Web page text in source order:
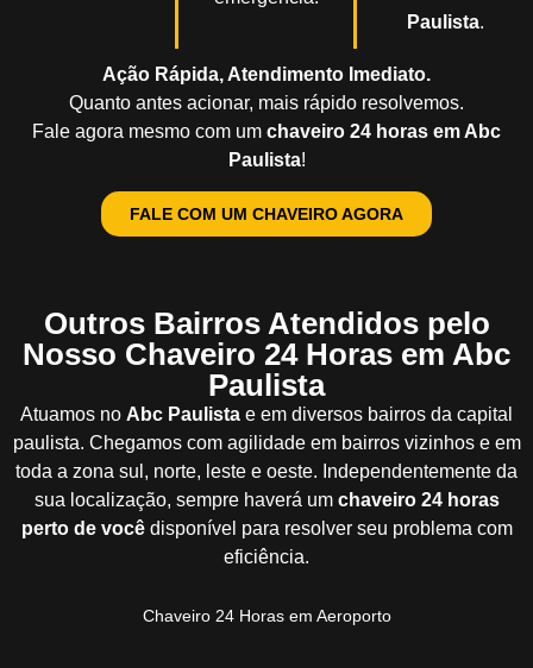
Paulista.
Ação Rápida, Atendimento Imediato.
Quanto antes acionar, mais rápido resolvemos.
Fale agora mesmo com um chaveiro 24 horas em Abc
Paulista!
FALE COM UM CHAVEIRO AGORA
Outros Bairros Atendidos pelo
Nosso Chaveiro 24 Horas em Abc
Paulista
Atuamos no Abc Paulista e em diversos bairros da capital
paulista. Chegamos com agilidade em bairros vizinhos e em
toda a zona sul, norte, leste e oeste. Independentemente da
sua localização, sempre haverá um chaveiro 24 horas
perto de vocêdisponível para resolver seu problema com
eficiência.
Chaveiro 24 Horas em Aeroporto